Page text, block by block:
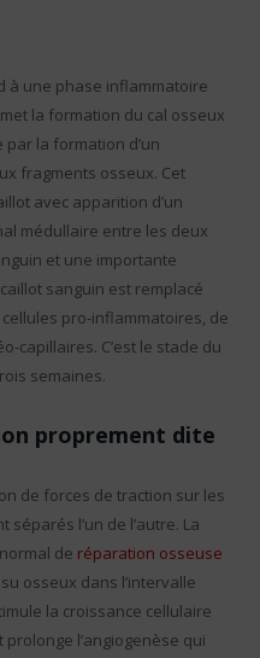
à une phase inflammatoire
la formation du cal osseux
la formation d’un
fragments osseux. Cet
avec apparition d’un
médullaire entre les deux
et une importante
sanguin est remplacé
pro-inflammatoires, de
capillaires. C’est le stade du
semaines.
proprement dite
de forces de traction sur les
l’un de l’autre. La
de réparation osseuse
osseux dans l’intervalle
la croissance cellulaire
l’angiogenèse qui